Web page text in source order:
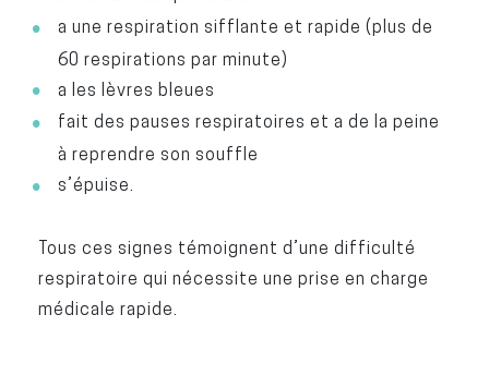
a une respiration sifflante et rapide (plus de
60 respirations par minute)
a les lèvres bleues
fait des pauses respiratoires et a de la peine
à reprendre son souffle
s’épuise.
Tous ces signes témoignent d’une difficulté
respiratoire qui nécessite une prise en charge
médicale rapide.